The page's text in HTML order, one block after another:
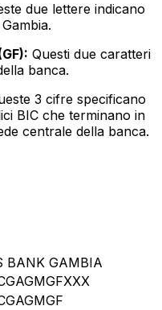
due lettere indicano
Questi due caratteri
banca.
3 cifre specificano
BIC che terminano in
centrale della banca.
BANK GAMBIA